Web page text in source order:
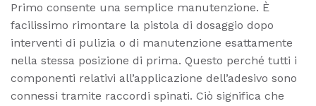
Primo consente una semplice manutenzione. È
facilissimo rimontare la pistola di dosaggio dopo
interventi di pulizia o di manutenzione esattamente
nella stessa posizione di prima. Questo perché tutti i
componenti relativi all’applicazione dell’adesivo sono
connessi tramite raccordi spinati. Ciò significa che